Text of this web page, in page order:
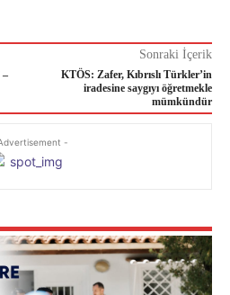
–
Sonraki İçerik
KTÖS: Zafer, Kıbrıslı Türkler’in
iradesine saygıyı öğretmekle
mümkündür
-